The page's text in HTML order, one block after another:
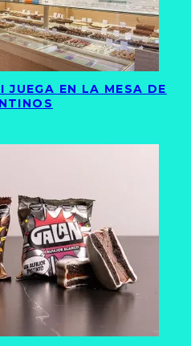
JUEGA EN LA MESA DE